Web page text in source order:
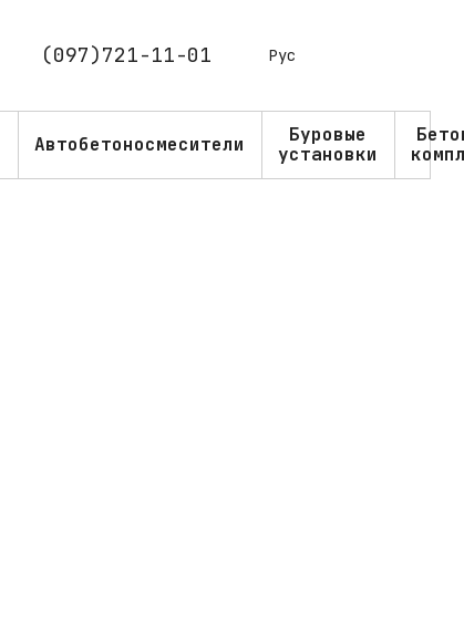
(097)721-11-01 Рус
Автобетоносмесители
Буровые
установки